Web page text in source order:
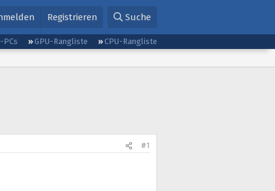
Registrieren Suche
PCs GPU-Rangliste
CPU-Rangliste
#1